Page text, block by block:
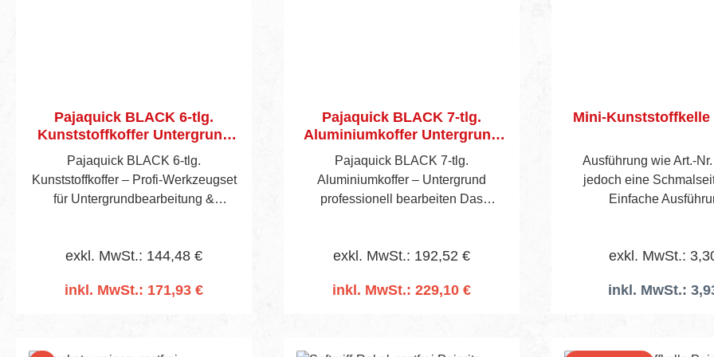
Pajaquick BLACK 6-tlg.
Kunststoffkoffer Untergrund
bearbeiten
Pajaquick BLACK 6‑tlg.
Kunststoffkoffer – Profi-Werkzeugset
für Untergrundbearbeitung &
ideale Lösung für professionelle
hochwertiges und effizientes
und Finishen von Oberflächen
exkl. MwSt.: 144,48 €
inkl. MwSt.: 171,93 €
Pajaquick BLACK 7-tlg.
Aluminiumkoffer Untergrund
bearbeiten
Pajaquick BLACK 7-tlg.
Aluminiumkoffer – Untergrund
professionell bearbeiten Das
Bereich Untergrundbearbeitung und
Aluminiumkoffer vereint sich
Komfort und Qualität legen.
exkl. MwSt.: 192,52 €
inkl. MwSt.: 229,10 €
Mini-Kunststoffkelle
Ausführung wie Art.-
jedoch eine
Einfache
exkl. MwSt.:
inkl. MwSt.: